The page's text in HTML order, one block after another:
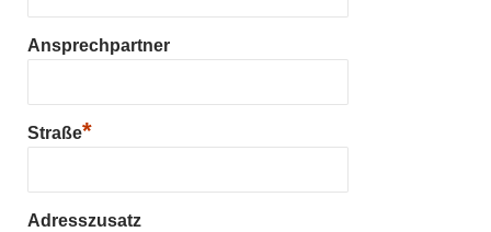
Ansprechpartner
Straße*
Adresszusatz